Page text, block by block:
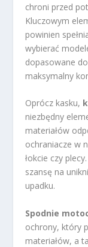
chroni przed
Kluczowym
powinien
wybierać
dopasowane
maksymalny
Oprócz kasku,
niezbędny
materiałów
ochraniacze w
łokcie czy
szansę na
upadku.
Spodnie
ochrony, który
materiałów, a